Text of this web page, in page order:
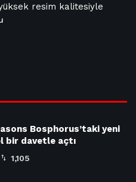
resim kalitesiyle
Bosphorus’taki yeni
bir davetle açtı
1,105